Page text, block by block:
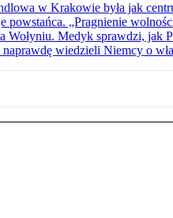
w Krakowie była jak
powstańca. „Pragnienie
Wołyniu. Medyk sprawdzi,
wiedzieli Niemcy o